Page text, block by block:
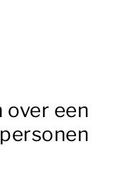
over een